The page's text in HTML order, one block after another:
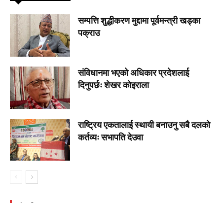
सम्पत्ति शुद्धीकरण मुद्दामा पूर्वमन्त्री खड्का
पक्राउ
संविधानमा भएको अधिकार प्रदेशलाई
दिनुपर्छः शेखर काेइराला
राष्ट्रिय एकतालाई स्थायी बनाउनु सबै दलको
कर्तव्यः सभापति देउवा